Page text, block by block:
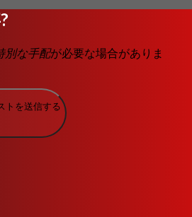
別な手配が必要な場合がありま
トを送信する